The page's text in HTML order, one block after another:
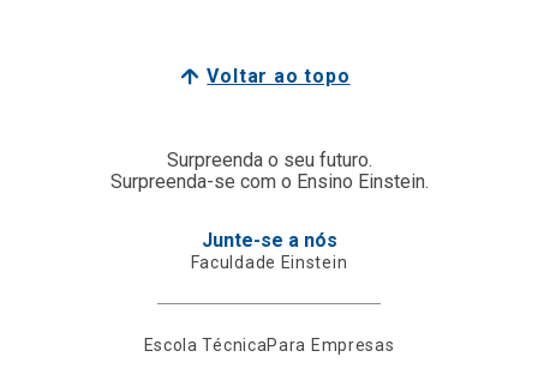
Voltar ao topo
Surpreenda o seu futuro.
Surpreenda-se com o Ensino Einstein.
Junte-se a nós
Faculdade Einstein
Escola TécnicaPara Empresas